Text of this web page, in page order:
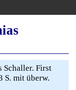
Schaller. First
S. mit überw.